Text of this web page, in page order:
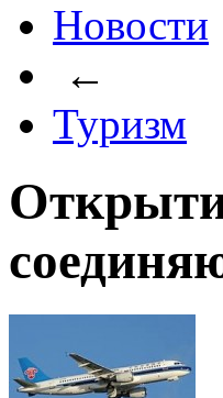
Новости
←
Туризм